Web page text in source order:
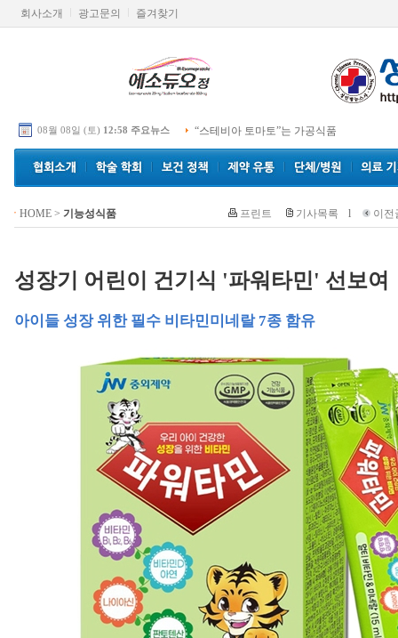
회사소개 광고문의 즐겨찾기
08월 08일 (토) 12:58 주요뉴스 “스테비아 토마토”는 가공식품
HOME> 기능성식품 프린트 기사목록 l 이전
성장기 어린이 건기식 '파워타민' 선보여
아이들 성장 위한 필수 비타민미네랄 7종 함유